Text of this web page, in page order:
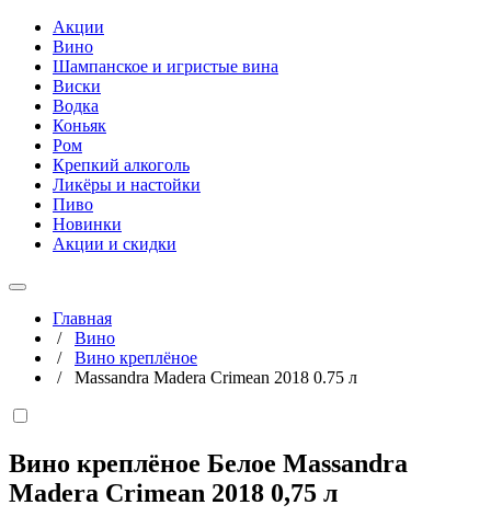
Акции
Вино
Шампанское и игристые вина
Виски
Водка
Коньяк
Ром
Крепкий алкоголь
Ликёры и настойки
Пиво
Новинки
Акции и скидки
Главная
/ Вино
/ Вино креплёное
/ Massandra Madera Crimean 2018 0.75 л
Вино креплёное Белое Massandra
Madera Crimean 2018 0,75 л